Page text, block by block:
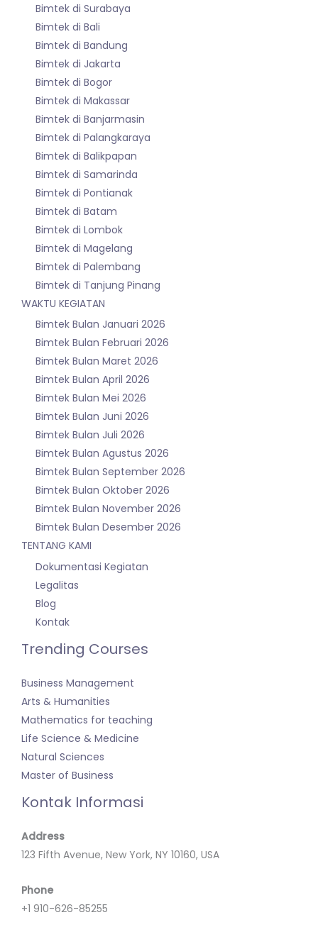
Bimtek di Surabaya
Bimtek di Bali
Bimtek di Bandung
Bimtek di Jakarta
Bimtek di Bogor
Bimtek di Makassar
Bimtek di Banjarmasin
Bimtek di Palangkaraya
Bimtek di Balikpapan
Bimtek di Samarinda
Bimtek di Pontianak
Bimtek di Batam
Bimtek di Lombok
Bimtek di Magelang
Bimtek di Palembang
Bimtek di Tanjung Pinang
WAKTU KEGIATAN
Bimtek Bulan Januari 2026
Bimtek Bulan Februari 2026
Bimtek Bulan Maret 2026
Bimtek Bulan April 2026
Bimtek Bulan Mei 2026
Bimtek Bulan Juni 2026
Bimtek Bulan Juli 2026
Bimtek Bulan Agustus 2026
Bimtek Bulan September 2026
Bimtek Bulan Oktober 2026
Bimtek Bulan November 2026
Bimtek Bulan Desember 2026
TENTANG KAMI
Dokumentasi Kegiatan
Legalitas
Blog
Kontak
Trending Courses
Business Management
Arts & Humanities
Mathematics for teaching
Life Science & Medicine
Natural Sciences
Master of Business
Kontak Informasi
Address
123 Fifth Avenue, New York, NY 10160, USA
Phone
+1 910-626-85255